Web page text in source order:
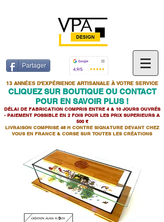
Partager
13 ANNÉES D'EXPÉRIENCE ARTISANALE À VOTRE SERVICE
CLIQUEZ SUR BOUTIQUE OU CONTACT
POUR EN SAVOIR PLUS !
DÉLAI DE FABRICATION COMPRIS ENTRE 4 & 10 JOURS OUVRÉS
- PAIEMENT POSSIBLE EN 2 FOIS POUR LES PRIX SUPERIEURS A
500 €
LIVRAISON COMPRISE 48 H CONTRE SIGNATURE DEVANT CHEZ
VOUS EN FRANCE & CORSE SUR TOUTES LES CRÉATIONS